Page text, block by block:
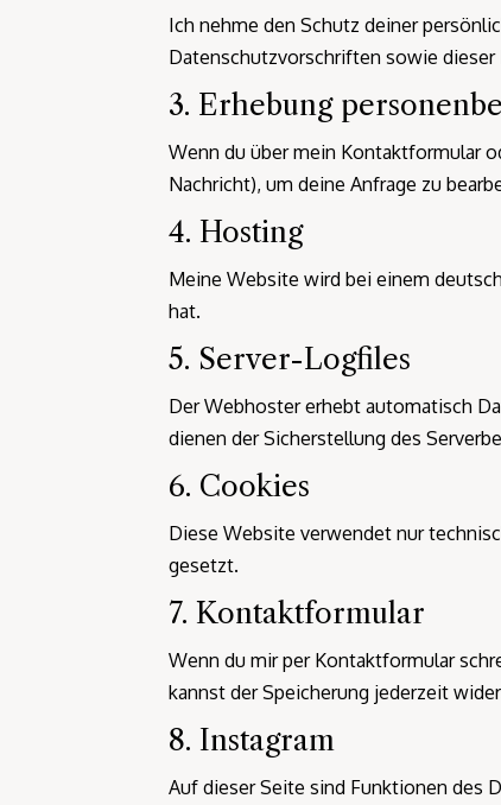
Ich nehme den Schutz deiner
Datenschutzvorschriften sowie
3. Erhebung
Wenn du über mein Kontaktformular
Nachricht), um deine Anfrage zu
4. Hosting
Meine Website wird bei einem
hat.
5. Server-Logfiles
Der Webhoster erhebt automatisch
dienen der Sicherstellung des
6. Cookies
Diese Website verwendet nur
gesetzt.
7. Kontaktformular
Wenn du mir per Kontaktformular
kannst der Speicherung jederzeit
8. Instagram
Auf dieser Seite sind Funktionen des